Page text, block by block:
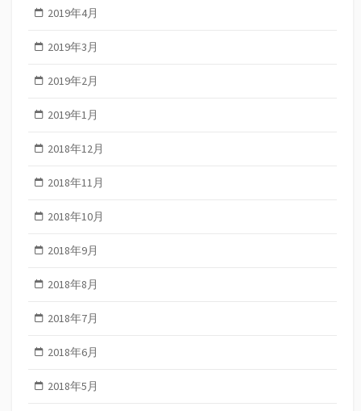
2019年4月
2019年3月
2019年2月
2019年1月
2018年12月
2018年11月
2018年10月
2018年9月
2018年8月
2018年7月
2018年6月
2018年5月